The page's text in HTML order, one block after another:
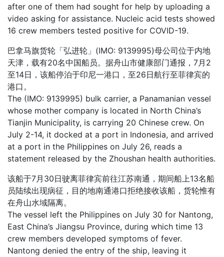
after one of them had sought for help by uploading a
video asking for assistance. Nucleic acid tests showed
16 crew members tested positive for COVID-19.
巴拿马旗货轮「弘进轮」(IMO: 9139995)母公司位于内地
天津，载有20名中国船员。据舟山市健康部门通报，7月2
至14日，该船停泊于印尼一港口，至26日航行至菲律宾的
港口。
The (IMO: 9139995) bulk carrier, a Panamanian vessel
whose mother company is located in North China’s
Tianjin Municipality, is carrying 20 Chinese crew. On
July 2-14, it docked at a port in Indonesia, and arrived
at a port in the Philippines on July 26, reads a
statement released by the Zhoushan health authorities.
该船于7月30日驶离菲律宾前往江苏南通，期间船上13名船
员陆续出现病征，目的地南通港口拒绝接收该船，货轮惟有
在舟山水域隔离。
The vessel left the Philippines on July 30 for Nantong,
East China’s Jiangsu Province, during which time 13
crew members developed symptoms of fever.
Nantong denied the entry of the ship, leaving it